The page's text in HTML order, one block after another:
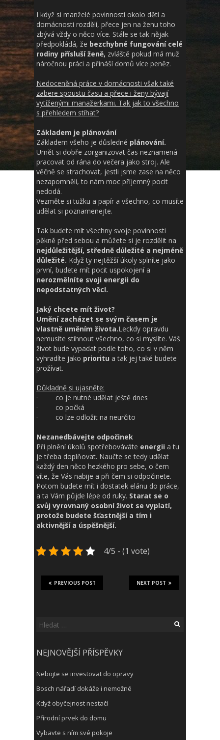
I když si manželé povinnosti okolo dětí a
domácnosti rozdělí, přece jen na ženu toho
zbývá vždy o něco více. Stále se tak nějak
předpokládá, že bezchybné fungování celé
rodiny přísluší ženě, zvláště pokud má muž
náročnou práci a přináší domů více peněz.
Nedoceněná práce v domácnosti však také
zabere spoustu času a přece i ženy bývají
vytíženými manažerkami. Tak jak to všechno
s přehledem stíhat?
Základem je plánování
Základem všeho je důsledné plánování.
Umět si dobře zorganizovat čas neznamená
pracovat od rána do večera jako stroj. Ale
věčně se strachovat, jestli jsme zase na něco
nezapomněli, to nám moc příjemný pocit
nedodá.
Vezměte si tužku a papír a všechno, co musíte
udělat si poznamenejte.
Tak budete mít všechny svoje povinnosti
pěkně před sebou a můžete si je rozdělit na
nejdůležitější, středně důležité a nejméně
důležité. Když ty nejtěžší úkoly splníte jako
první, budete mít pocit uspokojení a
nerozmělníte svoji energii do
nepodstatných věcí.
Jaký chcete mít život?
Umění zacházet se svým časem je
vlastně uměním života.Leckdy opravdu
nemusíte stihnout všechno, co si myslíte. Váš
život bude vypadat podle toho, co si v něm
vyhradíte jako prioritu a tak jej také budete
prožívat.
Důkladně si ujasněte:
· co je nutné udělat ještě dnes
· co počká
· co lze odložit na neurčito
Nezanedbávejte odpočinek
Při plnění úkolů spotřebováváte energii a tu
je třeba doplňovat. Naučte se tedy udělat
každý den něco hezkého pro sebe, o čem
víte, že Vás nabije a při čem si odpočinete.
Potom budete mít i dostatek elánu do práce,
a ta Vám půjde lépe od ruky. Starat se o
svůj vyrovnaný osobní život se vyplatí,
protože budete šťastnější a tím i
aktivnější a úspěšnější.
4/5 - (1 vote)
NEXT POST
PREVIOUS POST
Vyhledávání
NEJNOVĚJŠÍ PŘÍSPĚVKY
Nebojte se investovat do opravy
Bosch nářadí dokáže i nemožné
Když obyčejnost nestačí
Přírodní prvek do domu
Vybavte s ním své pokoje